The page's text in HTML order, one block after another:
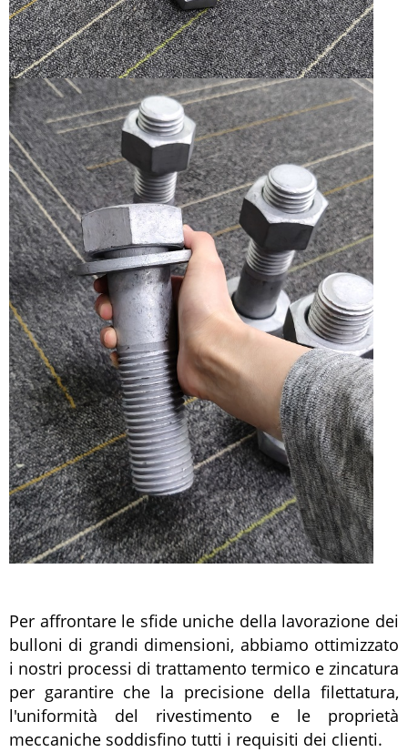
Per affrontare le sfide uniche della lavorazione dei
bulloni di grandi dimensioni, abbiamo ottimizzato
i nostri processi di trattamento termico e zincatura
per garantire che la precisione della filettatura,
l'uniformità del rivestimento e le proprietà
meccaniche soddisfino tutti i requisiti dei clienti.